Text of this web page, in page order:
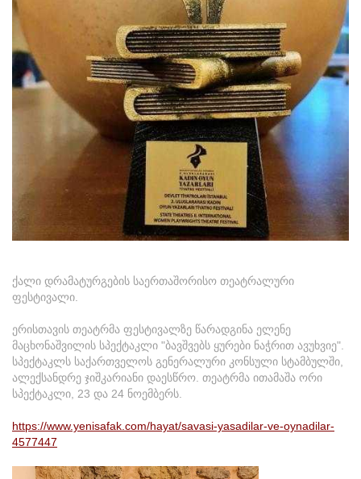
ქალი დრამატურგების საერთაშორისო თეატრალური
ფესტივალი.
ერისთავის თეატრმა ფესტივალზე წარადგინა ელენე
მაცხონაშვილის სპექტაკლი "ბავშვებს ყურები ნაჭრით ავუხვიე".
სპექტაკლს საქართველოს გენერალური კონსული სტამბულში,
ალექსანდრე ჯიშკარიანი დაესწრო. თეატრმა ითამაშა ორი
სპექტაკლი, 23 და 24 ნოემბერს.
https://www.yenisafak.com/hayat/savasi-yasadilar-ve-oynadilar-
4577447